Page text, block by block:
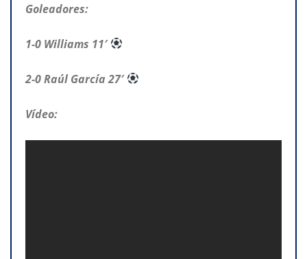
Goleadores:
1-0 Williams 11′
2-0 Raúl García 27′
Vídeo: